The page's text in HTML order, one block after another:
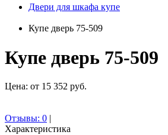
Двери для шкафа купе
Купе дверь 75-509
Купе дверь 75-509
Цена: от 15 352 руб.
Отзывы: 0 |
Характеристика